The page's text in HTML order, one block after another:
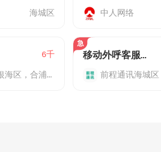
海城区 中人网络
6千
银海区，合浦县·廉州镇
移动外呼客服专员（北海/合浦）
前程通讯